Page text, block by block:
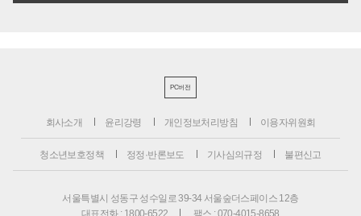
PC버전
회사소개 윤리강령 개인정보처리방침 이용자위원회
청소년보호정책 정정·반론보도 기사심의규정 불편신고
서울특별시 성동구 성수일로 39-34 서울숲더스페이스 12층
대표전화 : 1800-6522
팩스 : 070-4015-8658